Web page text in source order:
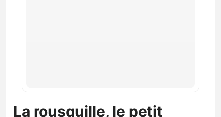
La rousquille, le petit